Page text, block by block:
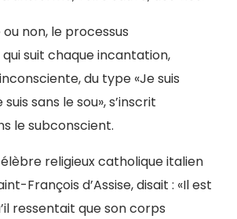
ou non, le processus
suit chaque incantation,
du type «Je suis
sans le sou», s’inscrit
le subconscient.
religieux catholique italien
François d’Assise, disait : «Il est
ressentait que son corps